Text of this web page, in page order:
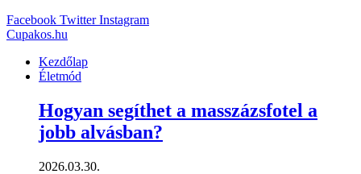
Facebook Twitter Instagram
Cupakos.hu
Kezdőlap
Életmód
Hogyan segíthet a masszázsfotel a
jobb alvásban?
2026.03.30.